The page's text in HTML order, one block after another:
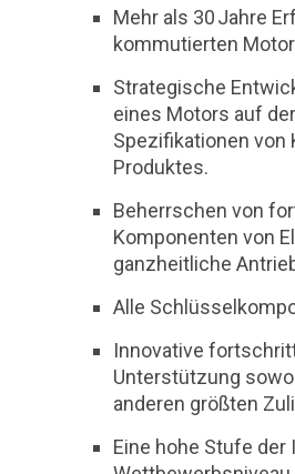
Mehr als 30 Jahre
kommutierten
Strategische
eines Motors auf
Spezifikationen von
Produktes.
Beherrschen von
Komponenten von
ganzheitliche
Alle
Innovative
Unterstützung
anderen größten
Eine hohe Stufe